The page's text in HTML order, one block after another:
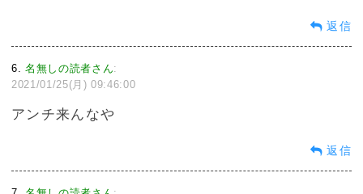
返信
6 名無しの読者さん:
2021/01/25(月) 09:46:00
アンチ来んなや
返信